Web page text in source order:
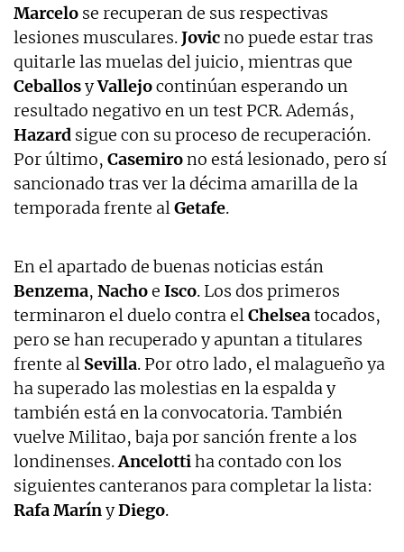
Marcelo se recuperan de sus respectivas
lesiones musculares.Jovicno puede estar tras
quitarle las muelas del juicio, mientras que
CeballosyVallejocontinúan esperando un
resultado negativo en un test PCR. Además,
Hazard sigue con su proceso de recuperación.
Por último, Casemirono está lesionado, pero sí
sancionado tras ver la décima amarilla de la
temporada frente alGetafe.
En el apartado de buenas noticias están
Benzema, Nachoe Isco. Los dos primeros
terminaron el duelo contra elChelseatocados,
pero se han recuperado y apuntan a titulares
frente al Sevilla. Por otro lado, el malagueño ya
ha superado las molestias en la espalda y
también está en la convocatoria. También
vuelve Militao, baja por sanción frente a los
londinenses.Ancelottiha contado con los
siguientes canteranos para completar la lista:
Rafa MarínyDiego.